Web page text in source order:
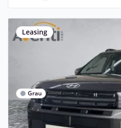
Leasing
Grau
Privat & Gewerbe